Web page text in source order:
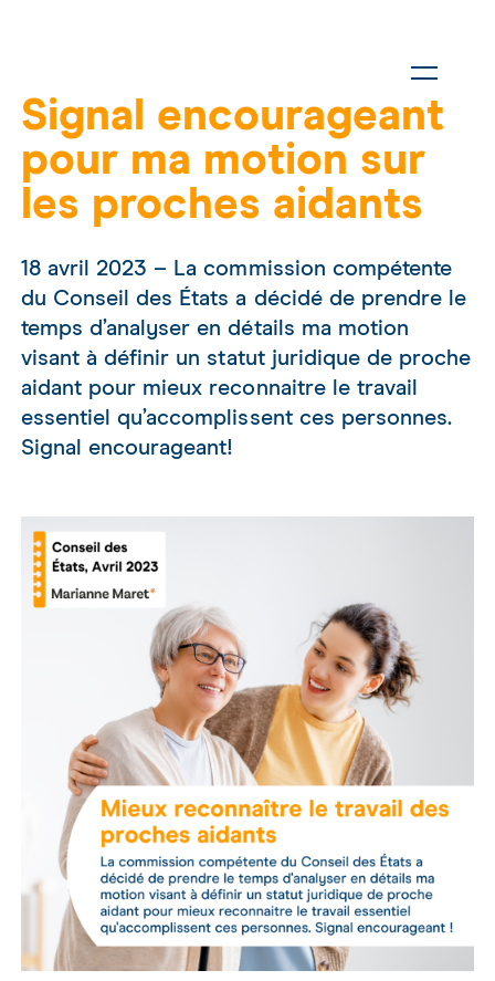
Signal encourageant
pour ma motion sur
les proches aidants
18 avril 2023 – La commission compétente
du Conseil des États a décidé de prendre le
temps d’analyser en détails ma motion
visant à définir un statut juridique de proche
aidant pour mieux reconnaitre le travail
essentiel qu’accomplissent ces personnes.
Signal encourageant!